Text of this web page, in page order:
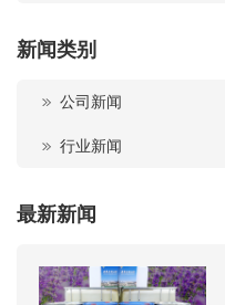
新闻类别
公司新闻
行业新闻
最新新闻